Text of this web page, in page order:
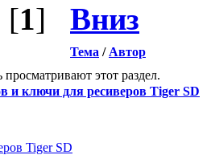
[1] Вниз
Тема / Автор
этот раздел.
и ключи для ресиверов Tiger SD
Tiger SD